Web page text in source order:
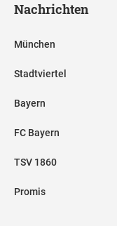
Nachrichten
München
Stadtviertel
Bayern
FC Bayern
TSV 1860
Promis